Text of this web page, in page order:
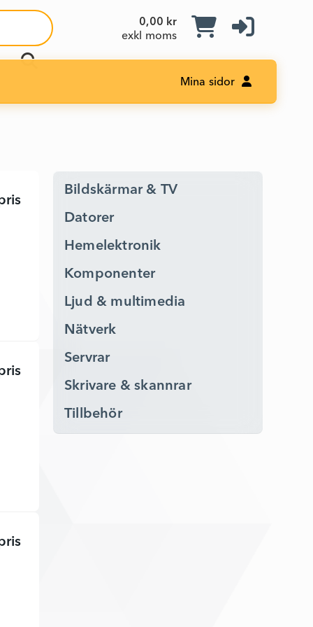
0,00 kr
exkl moms
Mina sidor
Bildskärmar & TV
Datorer
Hemelektronik
Komponenter
Ljud & multimedia
Nätverk
Servrar
Skrivare & skannrar
Tillbehör